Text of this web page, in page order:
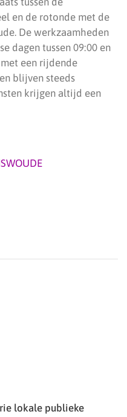
en de rotonde met de
De werkzaamheden
dagen tussen 09:00 en
een rijdende
blijven steeds
krijgen altijd een
lokale publieke